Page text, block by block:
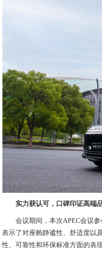
实力获认可，口碑印证高端
会议期间，本次APEC会议
表示了对座舱静谧性、舒适度以
性、可靠性和环保标准方面的表